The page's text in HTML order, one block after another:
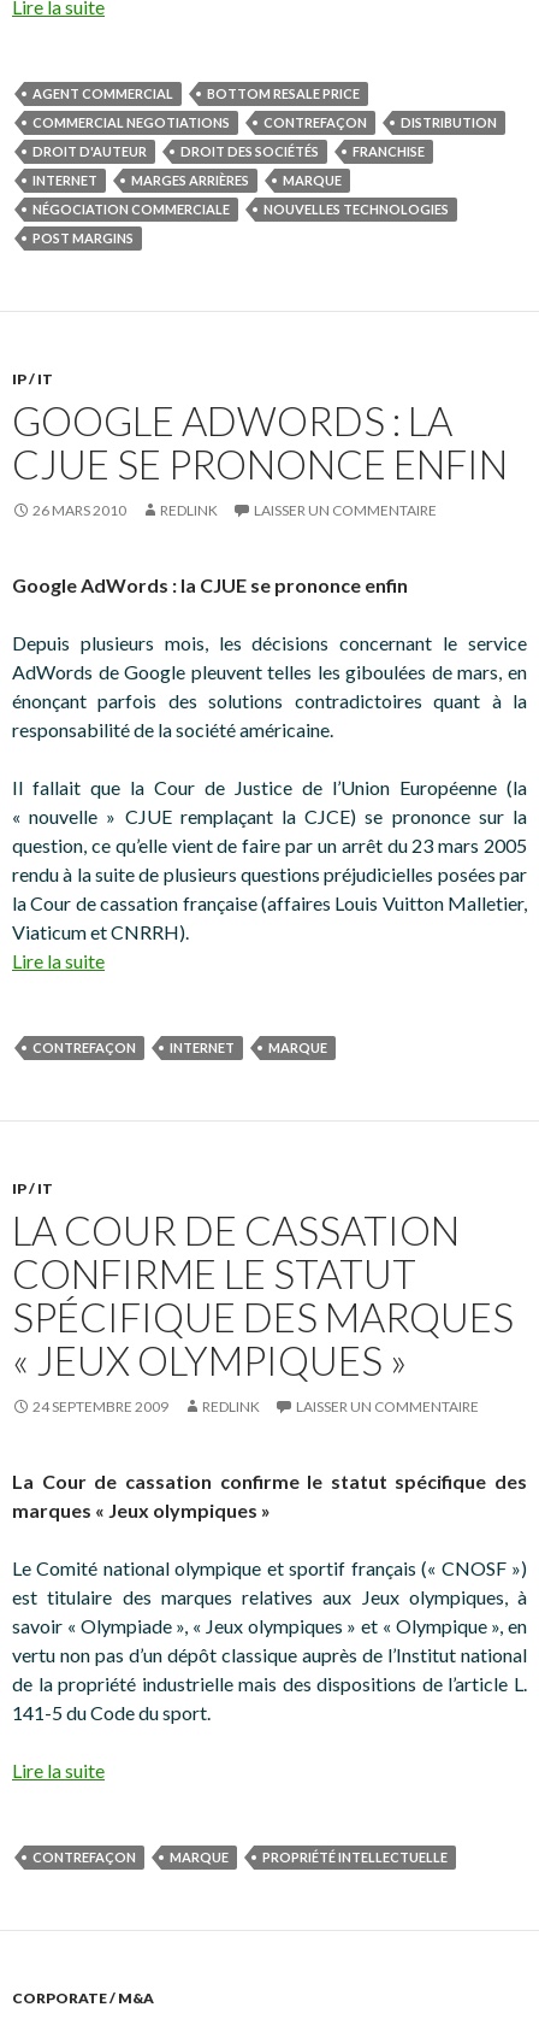
Lire la suite
AGENT COMMERCIAL
BOTTOM RESALE PRICE
COMMERCIAL NEGOTIATIONS
CONTREFAÇON
DISTRIBUTION
DROIT D'AUTEUR
DROIT DES SOCIÉTÉS
FRANCHISE
INTERNET
MARGES ARRIÈRES
MARQUE
NÉGOCIATION COMMERCIALE
NOUVELLES TECHNOLOGIES
POST MARGINS
IP / IT
GOOGLE ADWORDS : LA
CJUE SE PRONONCE ENFIN
26 MARS 2010 REDLINK LAISSER UN COMMENTAIRE
Google AdWords : la CJUE se prononce enfin
Depuis plusieurs mois, les décisions concernant le service
AdWords de Google pleuvent telles les giboulées de mars, en
énonçant parfois des solutions contradictoires quant à la
responsabilité de la société américaine.
Il fallait que la Cour de Justice de l’Union Européenne (la
« nouvelle » CJUE remplaçant la CJCE) se prononce sur la
question, ce qu’elle vient de faire par un arrêt du 23 mars 2005
rendu à la suite de plusieurs questions préjudicielles posées par
la Cour de cassation française (affaires Louis Vuitton Malletier,
Viaticum et CNRRH).
Lire la suite
CONTREFAÇON INTERNET MARQUE
IP / IT
LA COUR DE CASSATION
CONFIRME LE STATUT
SPÉCIFIQUE DES MARQUES
« JEUX OLYMPIQUES »
24 SEPTEMBRE 2009 REDLINK LAISSER UN COMMENTAIRE
La Cour de cassation confirme le statut spécifique des
marques « Jeux olympiques »
Le Comité national olympique et sportif français (« CNOSF »)
est titulaire des marques relatives aux Jeux olympiques, à
savoir « Olympiade », « Jeux olympiques » et « Olympique », en
vertu non pas d’un dépôt classique auprès de l’Institut national
de la propriété industrielle mais des dispositions de l’article L.
141-5 du Code du sport.
Lire la suite
CONTREFAÇON MARQUE PROPRIÉTÉ INTELLECTUELLE
CORPORATE / M&A